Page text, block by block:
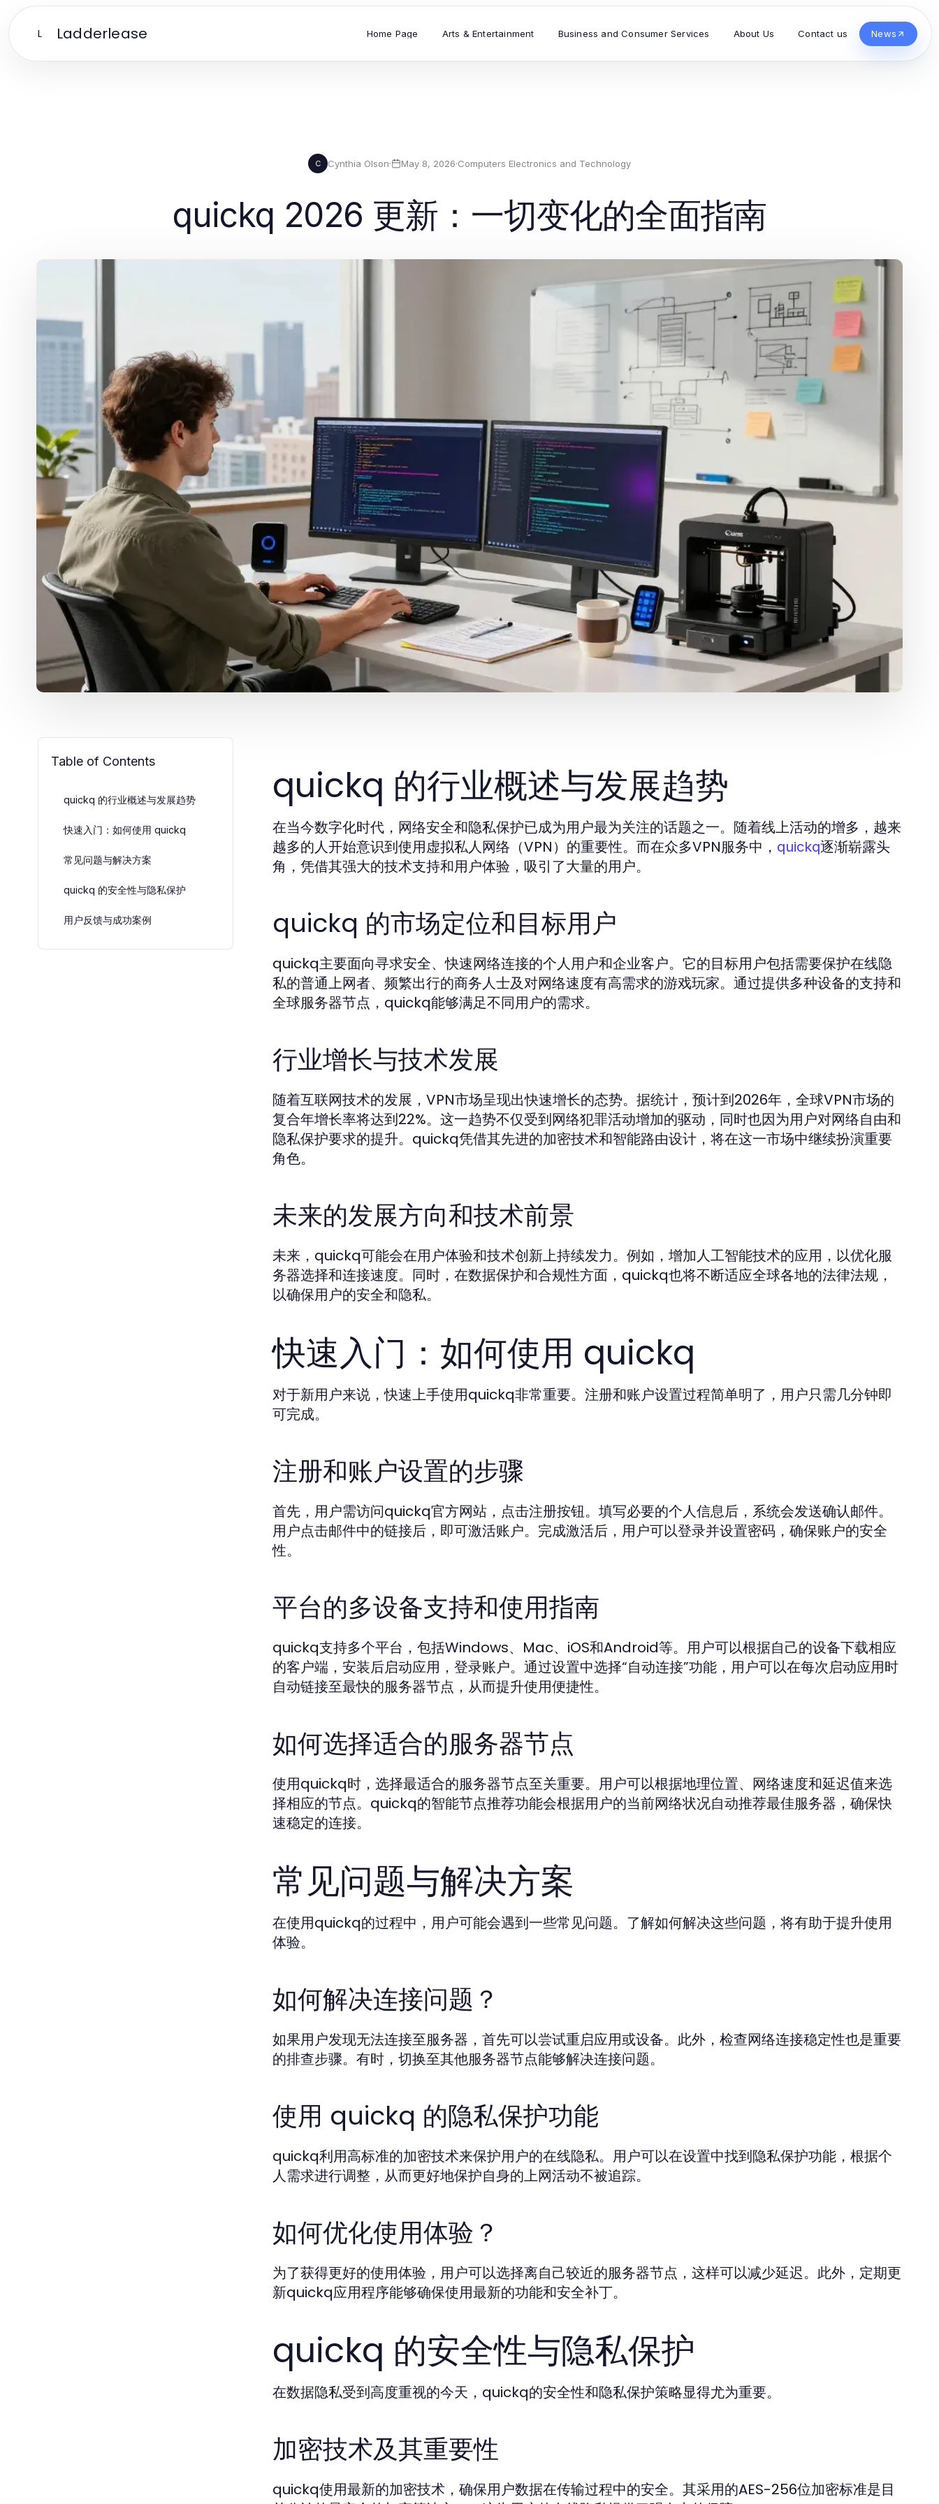
L Ladderlease Home Page Arts & Entertainment Business and Consumer Services About Us Contact us News
C Cynthia Olson· May 8, 2026·Computers Electronics and Technology
quickq 2026 更新：一切变化的全面指南
Table of Contents
quickq 的行业概述与发展趋势
快速入门：如何使用 quickq
常见问题与解决方案
quickq 的安全性与隐私保护
用户反馈与成功案例
quickq 的行业概述与发展趋势
在当今数字化时代，网络安全和隐私保护已成为用户最为关注的话题之一。随着线上活动的增多，越来
越多的人开始意识到使用虚拟私人网络（VPN）的重要性。而在众多VPN服务中， quickq逐渐崭露头
角，凭借其强大的技术支持和用户体验，吸引了大量的用户。
quickq 的市场定位和目标用户
quickq主要面向寻求安全、快速网络连接的个人用户和企业客户。它的目标用户包括需要保护在线隐
私的普通上网者、频繁出行的商务人士及对网络速度有高需求的游戏玩家。通过提供多种设备的支持和
全球服务器节点，quickq能够满足不同用户的需求。
行业增长与技术发展
随着互联网技术的发展，VPN市场呈现出快速增长的态势。据统计，预计到2026年，全球VPN市场的
复合年增长率将达到22%。这一趋势不仅受到网络犯罪活动增加的驱动，同时也因为用户对网络自由和
隐私保护要求的提升。quickq凭借其先进的加密技术和智能路由设计，将在这一市场中继续扮演重要
角色。
未来的发展方向和技术前景
未来，quickq可能会在用户体验和技术创新上持续发力。例如，增加人工智能技术的应用，以优化服
务器选择和连接速度。同时，在数据保护和合规性方面，quickq也将不断适应全球各地的法律法规，
以确保用户的安全和隐私。
快速入门：如何使用 quickq
对于新用户来说，快速上手使用quickq非常重要。注册和账户设置过程简单明了，用户只需几分钟即
可完成。
注册和账户设置的步骤
首先，用户需访问quickq官方网站，点击注册按钮。填写必要的个人信息后，系统会发送确认邮件。
用户点击邮件中的链接后，即可激活账户。完成激活后，用户可以登录并设置密码，确保账户的安全
性。
平台的多设备支持和使用指南
quickq支持多个平台，包括Windows、Mac、iOS和Android等。用户可以根据自己的设备下载相应
的客户端，安装后启动应用，登录账户。通过设置中选择“自动连接”功能，用户可以在每次启动应用时
自动链接至最快的服务器节点，从而提升使用便捷性。
如何选择适合的服务器节点
使用quickq时，选择最适合的服务器节点至关重要。用户可以根据地理位置、网络速度和延迟值来选
择相应的节点。quickq的智能节点推荐功能会根据用户的当前网络状况自动推荐最佳服务器，确保快
速稳定的连接。
常见问题与解决方案
在使用quickq的过程中，用户可能会遇到一些常见问题。了解如何解决这些问题，将有助于提升使用
体验。
如何解决连接问题？
如果用户发现无法连接至服务器，首先可以尝试重启应用或设备。此外，检查网络连接稳定性也是重要
的排查步骤。有时，切换至其他服务器节点能够解决连接问题。
使用 quickq 的隐私保护功能
quickq利用高标准的加密技术来保护用户的在线隐私。用户可以在设置中找到隐私保护功能，根据个
人需求进行调整，从而更好地保护自身的上网活动不被追踪。
如何优化使用体验？
为了获得更好的使用体验，用户可以选择离自己较近的服务器节点，这样可以减少延迟。此外，定期更
新quickq应用程序能够确保使用最新的功能和安全补丁。
quickq 的安全性与隐私保护
在数据隐私受到高度重视的今天，quickq的安全性和隐私保护策略显得尤为重要。
加密技术及其重要性
quickq使用最新的加密技术，确保用户数据在传输过程中的安全。其采用的AES-256位加密标准是目